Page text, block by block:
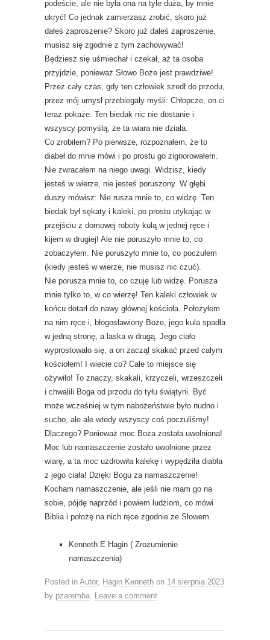
podeście, ale nie była ona na tyle duża, by mnie
ukryć! Co jednak zamierzasz zrobić, skoro już
dałeś zaproszenie? Skoro już dałeś zaproszenie,
musisz się zgodnie z tym zachowywać!
Będziesz się uśmiechał i czekał, aż ta osoba
przyjdzie, ponieważ Słowo Boże jest prawdziwe!
Przez cały czas, gdy ten człowiek szedł do przodu,
przez mój umysł przebiegały myśli: Chłopcze, on ci
teraz pokaże. Ten biedak nic nie dostanie i
wszyscy pomyślą, że ta wiara nie działa.
Co zrobiłem? Po pierwsze, rozpoznałem, że to
diabeł do mnie mówi i po prostu go zignorowałem.
Nie zwracałem na niego uwagi. Widzisz, kiedy
jesteś w wierze, nie jesteś poruszony. W głębi
duszy mówisz: Nie rusza mnie to, co widzę. Ten
biedak był sękaty i kaleki, po prostu utykając w
przejściu z domowej roboty kulą w jednej ręce i
kijem w drugiej! Ale nie poruszyło mnie to, co
zobaczyłem. Nie poruszyło mnie to, co poczułem
(kiedy jesteś w wierze, nie musisz nic czuć).
Nie porusza mnie to, co czuję lub widzę. Porusza
mnie tylko to, w co wierzę! Ten kaleki człowiek w
końcu dotarł do nawy głównej kościoła. Położyłem
na nim ręce i, błogosławiony Boże, jego kula spadła
w jedną stronę, a laska w drugą. Jego ciało
wyprostowało się, a on zaczął skakać przed całym
kościołem! I wiecie co? Całe to miejsce się
ożywiło! To znaczy, skakali, krzyczeli, wrzeszczeli
i chwalili Boga od przodu do tyłu świątyni. Być
może wcześniej w tym nabożeństwie było nudno i
sucho, ale ale wtedy wszyscy coś poczuliśmy!
Dlaczego? Ponieważ moc Boża została uwolniona!
Moc lub namaszczenie zostało uwolnione przez
wiarę, a ta moc uzdrowiła kalekę i wypędziła diabła
z jego ciała! Dzięki Bogu za namaszczenie!
Kocham namaszczenie, ale jeśli nie mam go na
sobie, pójdę naprzód i powiem ludziom, co mówi
Biblia i położę na nich ręce zgodnie ze Słowem.
Kenneth E Hagin ( Zrozumienie
namaszczenia)
Posted in Autor, Hagin Kenneth on 14 sierpnia 2023
by pzaremba. Leave a comment